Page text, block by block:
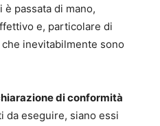
passata di mano,
e, particolare di
inevitabilmente sono
di conformità
eseguire, siano essi